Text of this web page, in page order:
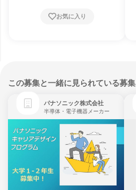
お気に入り
この募集と一緒に見られている募集
パナソニック株式会社
半導体・電子機器メーカー